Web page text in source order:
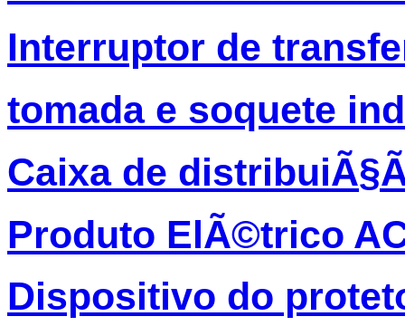
Interruptor de
tomada e soquete
Caixa de
Produto ElÃ©trico
Dispositivo do